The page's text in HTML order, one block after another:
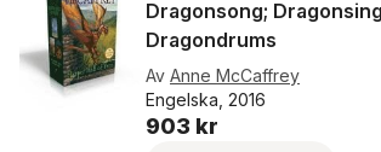
Dragonsong;
Dragondrums
Av Anne McCaffrey
Engelska, 2016
903 kr